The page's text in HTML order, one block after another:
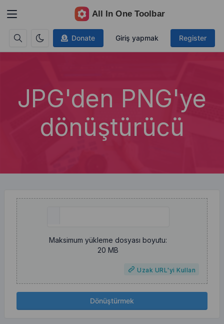
Donate Giriş yapmak Register
JPG'den PNG'ye
dönüştürücü
Maksimum yükleme dosyası boyutu:
20 MB
Uzak URL'yi Kullan
Dönüştürmek